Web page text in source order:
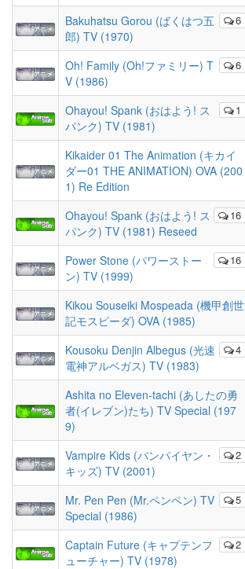
6
Bakuhatsu Gorou (ばくはつ五
郎) TV (1970)
6
Oh! Family (Oh!ファミリー) T
V (1986)
1
Ohayou! Spank (おはよう! ス
パンク) TV (1981)
Kikaider 01 The Animation (キカイ
ダー01 THE ANIMATION) OVA (200
1) Re Edition
16
Ohayou! Spank (おはよう! ス
パンク) TV (1981) Reseed
16
Power Stone (パワーストー
ン) TV (1999)
Kikou Souseiki Mospeada (機甲創世
記モスピーダ) OVA (1985)
4
Kousoku Denjin Albegus (光速
電神アルベガス) TV (1983)
Ashita no Eleven-tachi (あしたの勇
者(イレブン)たち) TV Special (197
9)
2
Vampire Kids (バンパイヤン・
キッズ) TV (2001)
5
Mr. Pen Pen (Mr.ペンペン) TV
Special (1986)
2
Captain Future (キャプテンフ
ューチャー) TV (1978)